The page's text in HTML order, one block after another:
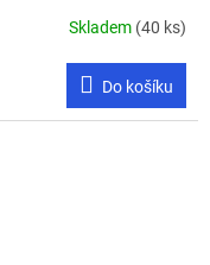
Skladem (40 ks)
Do košíku